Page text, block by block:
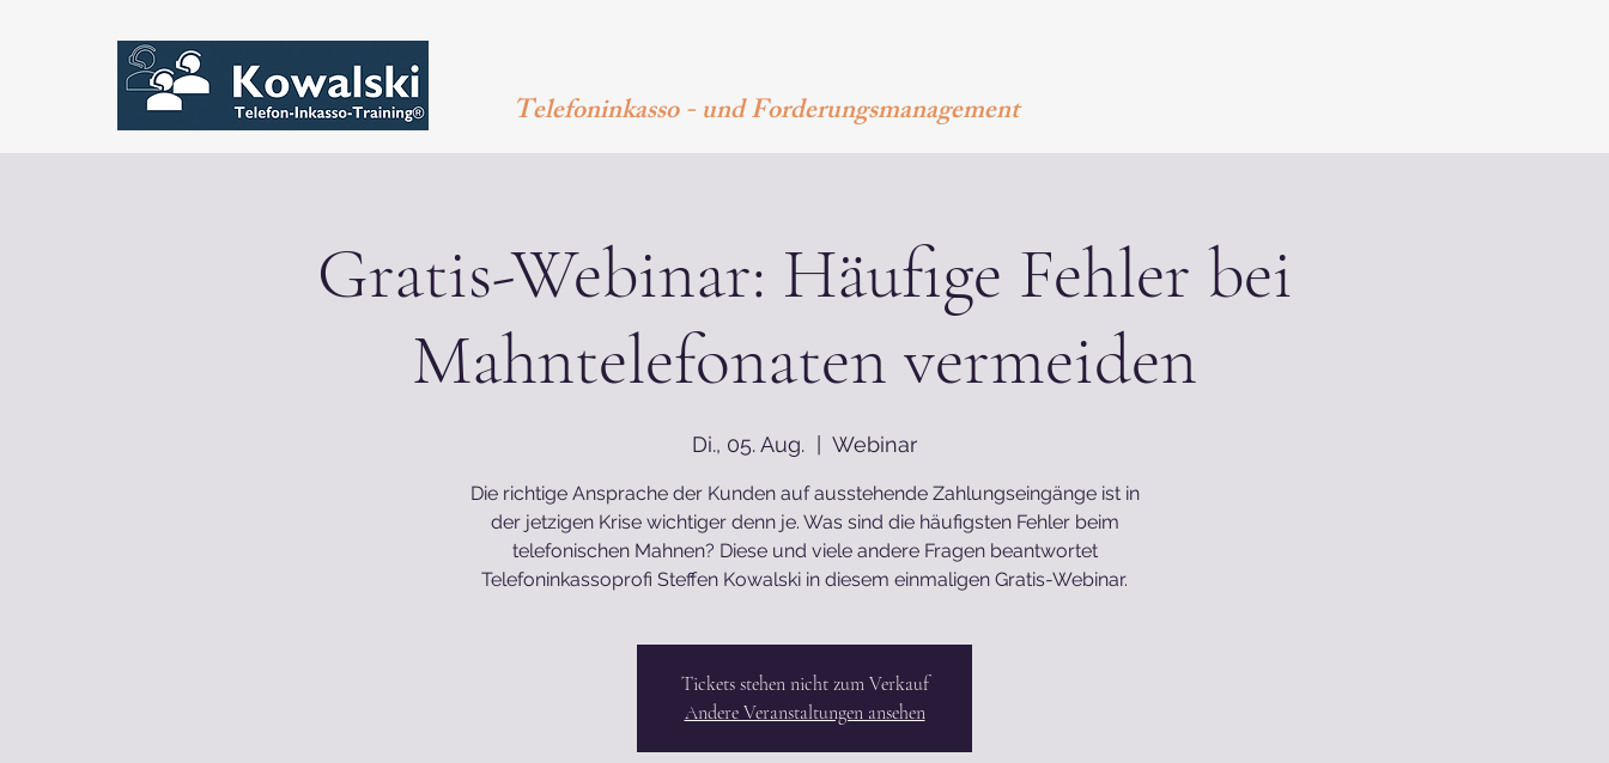
Telefoninkasso - und Forderungsmanagement
Gratis-Webinar: Häufige Fehler bei
Mahntelefonaten vermeiden
Di., 05. Aug. Webinar
Die richtige Ansprache der Kunden auf ausstehende Zahlungseingänge ist in
der jetzigen Krise wichtiger denn je. Was sind die häufigsten Fehler beim
telefonischen Mahnen? Diese und viele andere Fragen beantwortet
Telefoninkassoprofi Steffen Kowalski in diesem einmaligen Gratis-Webinar.
Tickets stehen nicht zum Verkauf
Andere Veranstaltungen ansehen